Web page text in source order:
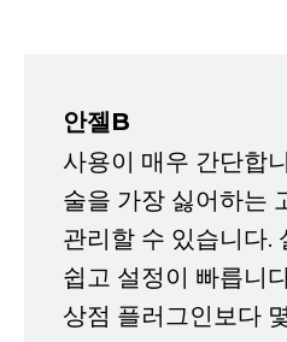
안젤B
사용이 매우 간단합
술을 가장 싫어하는
관리할 수 있습니다.
쉽고 설정이 빠릅니
상점 플러그인보다